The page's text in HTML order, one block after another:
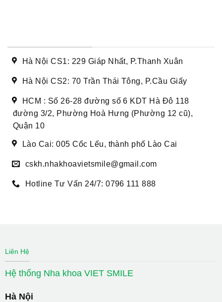
Hà Nội CS1: 229 Giáp Nhất, P.Thanh Xuân
Hà Nội CS2: 70 Trần Thái Tông, P.Cầu Giấy
HCM : Số 26-28 đường số 6 KDT Hà Đô 118
đường 3/2, Phường Hoà Hưng (Phường 12 cũ),
Quận 10
Lào Cai: 005 Cốc Lếu, thành phố Lào Cai
cskh.nhakhoavietsmile@gmail.com
Hotline Tư Vấn 24/7: 0796 111 888
Liên Hệ
Hệ thống Nha khoa VIET SMILE
Hà Nội